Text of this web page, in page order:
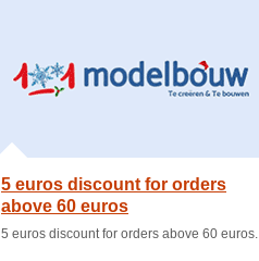
5 euros discount for orders
above 60 euros
5 euros discount for orders above 60 euros.